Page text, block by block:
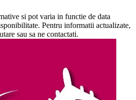
si pot varia in functie de data
Pentru informatii actualizate,
sau sa ne contactati.